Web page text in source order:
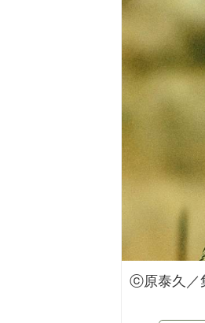
ⓒ原泰久／